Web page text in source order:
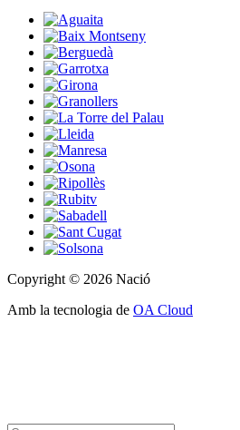
Copyright © 2026 Nació
Amb la tecnologia de OA Cloud